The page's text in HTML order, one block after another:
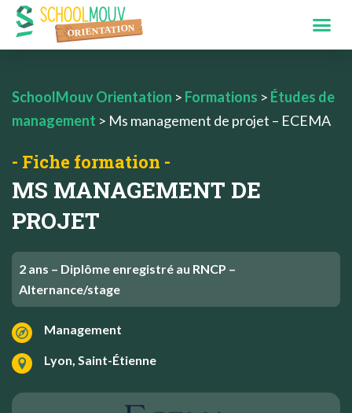
SchoolMouv Orientation > Formations > Études de
management > Ms management de projet – ECEMA
- Fiche formation -
MS MANAGEMENT DE
PROJET
2 ans – Diplôme enregistré au RNCP –
Alternance/stage
Management
Lyon, Saint-Étienne